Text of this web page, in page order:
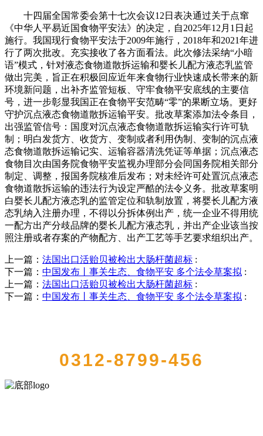
十四届全国常委会第十七次会议12日表决通过关于点窜
《中华人平易近国食物平安法》的决定，自2025年12月1日起
施行。我国现行食物平安法于2009年施行，2018年和2021年进
行了两次批改。充实接收了各方面看法。此次修法采纳“小暗
语”模式，针对液态食物道散拆运输和婴长儿配方液态乳监管
做出完美，旨正在积极回应近年来食物行业快速成长带来的新
环境新问题，出补齐监管短板、守牢食物平安底线的主要信
号，进一步彰显我国正在食物平安范畴“零”的果断立场。更好
守护沉点液态食物道散拆运输平安。批改草案添加法令条目，
出强监管信号：国度对沉点液态食物道散拆运输实行许可轨
制；明白发货方、收货方、变制或者利用伪制、变制的沉点液
态食物道散拆运输记实、运输容器清洗凭证等单据；沉点液态
食物目次由国务院食物平安监视办理部分会同国务院相关部分
制定、调整，报国务院核准后发布；对未经许可处置沉点液态
食物道散拆运输的违法行为设定严酷的法令义务。批改草案明
白婴长儿配方液态乳的监管定位和轨制放置，将婴长儿配方液
态乳纳入注册办理，不得以分拆体例出产，统一企业不得用统
一配方出产分歧品牌的婴长儿配方液态乳，并出产企业该当按
照注册或者存案的产物配方、出产工艺等手艺要求组织出产。
上一篇： 法国出口活贻贝被检出大肠杆菌超标 :
下一篇： 中国发布丨事关生态、食物平安 多个法令草案拟 :
上一篇： 法国出口活贻贝被检出大肠杆菌超标 :
下一篇： 中国发布丨事关生态、食物平安 多个法令草案拟 :
0312-8799-456